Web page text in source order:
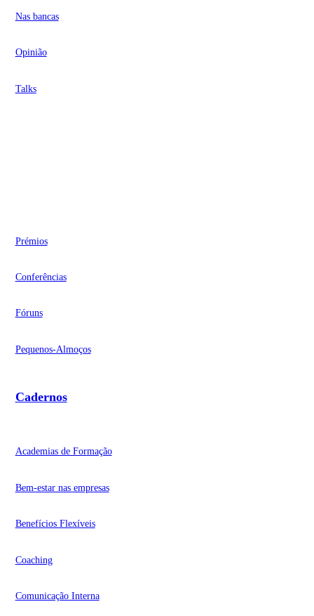
Nas bancas
Opinião
Talks
Prémios
Conferências
Fóruns
Pequenos-Almoços
Cadernos
Academias de Formação
Bem-estar nas empresas
Benefícios Flexíveis
Coaching
Comunicação Interna